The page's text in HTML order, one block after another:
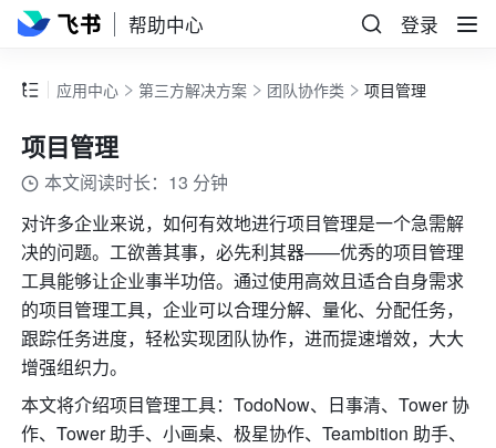
帮助中心 登录
应用中心 第三方解决方案 团队协作类 项目管理
项目管理
本文阅读时长：13 分钟
对许多企业来说，如何有效地进行项目管理是一个急需解
决的问题。工欲善其事，必先利其器——优秀的项目管理
工具能够让企业事半功倍。通过使用高效且适合自身需求
的项目管理工具，企业可以合理分解、量化、分配任务，
跟踪任务进度，轻松实现团队协作，进而提速增效，大大
增强组织力。
本文将介绍项目管理工具：TodoNow、日事清、Tower 协
作、Tower 助手、小画桌、极星协作、Teambition 助手、